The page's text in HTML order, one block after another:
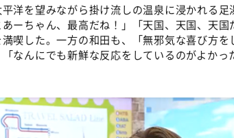
洋を望みながら掛け流しの温泉に浸かれる
ーちゃん、最高だね！」「天国、天国、天国
喫した。一方の和田も、「無邪気な喜び方を
なんにでも新鮮な反応をしているのがよか